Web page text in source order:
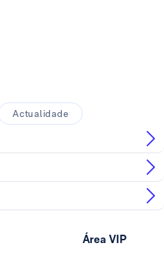
Actualidade
Área VIP